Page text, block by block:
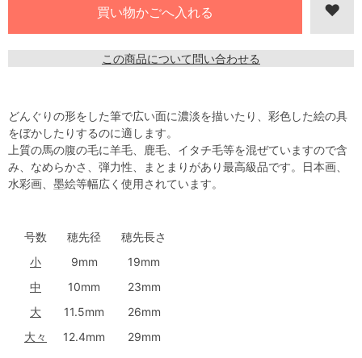
この商品について問い合わせる
どんぐりの形をした筆で広い面に濃淡を描いたり、彩色した絵の具
をぼかしたりするのに適します。
上質の馬の腹の毛に羊毛、鹿毛、イタチ毛等を混ぜていますので含
み、なめらかさ、弾力性、まとまりがあり最高級品です。日本画、
水彩画、墨絵等幅広く使用されています。
号数 穂先径
穂先長さ
小
9mm
19mm
中
10mm
23mm
大
11.5mm
26mm
大々
12.4mm 29mm